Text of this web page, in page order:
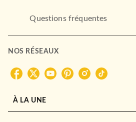
Questions fréquentes
NOS RÉSEAUX
À LA UNE